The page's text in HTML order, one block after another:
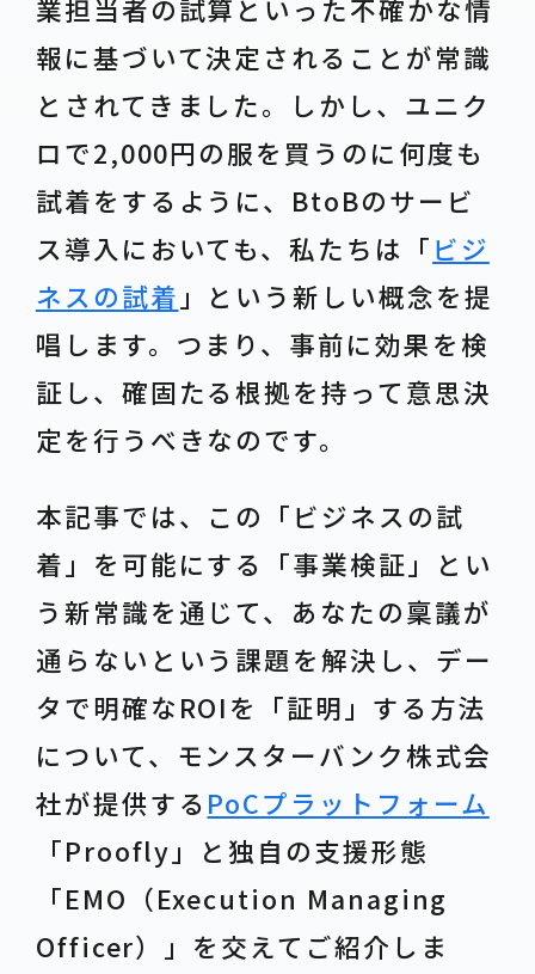
業担当者の試算といった不確かな情
報に基づいて決定されることが常識
とされてきました。しかし、ユニク
ロで2,000円の服を買うのに何度も
試着をするように、BtoBのサービ
ス導入においても、私たちは「ビジ
ネスの試着 」という新しい概念を提
唱します。つまり、事前に効果を検
証し、確固たる根拠を持って意思決
定を行うべきなのです。
本記事では、この「ビジネスの試
着」を可能にする「事業検証」とい
う新常識を通じて、あなたの稟議が
通らないという課題を解決し、デー
タで明確なROIを「証明」する方法
について、モンスターバンク株式会
社が提供する PoCプラットフォーム
「Proofly」と独自の支援形態
「EMO（Execution Managing
Officer）」を交えてご紹介しま